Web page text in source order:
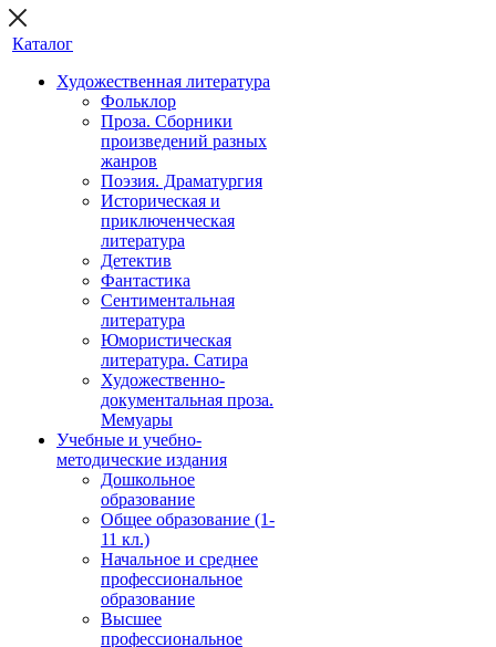
Каталог
Художественная литература
Фольклор
Проза. Сборники
произведений разных
жанров
Поэзия. Драматургия
Историческая и
приключенческая
литература
Детектив
Фантастика
Сентиментальная
литература
Юмористическая
литература. Сатира
Художественно-
документальная проза.
Мемуары
Учебные и учебно-
методические издания
Дошкольное
образование
Общее образование (1-
11 кл.)
Начальное и среднее
профессиональное
образование
Высшее
профессиональное